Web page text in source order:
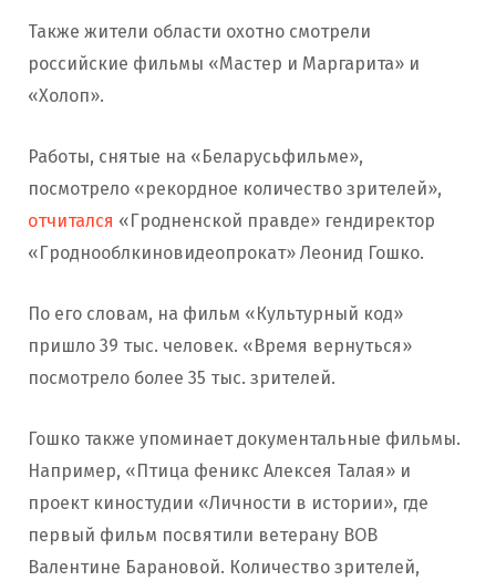
Также жители области охотно смотрели
российские фильмы «Мастер и Маргарита» и
«Холоп».
Работы, снятые на «Беларусьфильме»,
посмотрело «рекордное количество зрителей»,
отчитался «Гродненской правде» гендиректор
«Гроднооблкиновидеопрокат» Леонид Гошко.
По его словам, на фильм «Культурный код»
пришло 39 тыс. человек. «Время вернуться»
посмотрело более 35 тыс. зрителей.
Гошко также упоминает документальные фильмы.
Например, «Птица феникс Алексея Талая» и
проект киностудии «Личности в истории», где
первый фильм посвятили ветерану ВОВ
Валентине Барановой. Количество зрителей,